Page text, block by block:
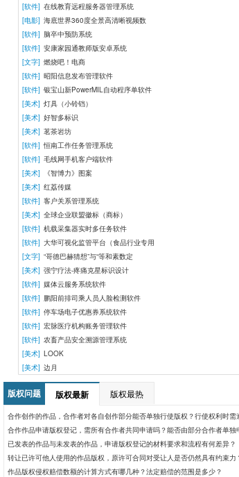
[软件] 在线教育远程服务器管理系统
[电影] 海底世界360度全景高清晰视频数
[软件] 脑卒中预防系统
[软件] 安康家园通教师版安卓系统
[文字] 燃烧吧！电商
[软件] 昭阳信息发布管理软件
[软件] 银宝山新PowerMIL自动程序单软件
[美术] 灯具（小铃铛）
[美术] 好智多标识
[美术] 茗茶岩坊
[软件] 恒南工作任务管理系统
[软件] 毛线网手机客户端软件
[美术]
《智博力》图案
[美术] 红荔传媒
[软件] 客户关系管理系统
[美术] 全球企业联盟徽标（商标）
[软件] 机载采集器实时多任务软件
[软件] 大华可视化监管平台（食品行业专用
[文字] “哥德巴赫猜想”与“等和素数定
[美术] 强宁疗法-疼痛克星标识设计
[软件] 媒体云服务系统软件
[软件] 鹏阳前排司乘人员人脸检测软件
[软件] 停车场电子优惠券系统软件
[软件] 宏脉医疗机构账务管理软件
[软件] 农畜产品安全溯源管理系统
[美术] LOOK
[美术] 边月
版权问题 版权最新 版权最热
合作创作的作品，合作者对各自创作部分能否单独行使版权？行使权利时需
合作作品申请版权登记，需所有合作者共同申请吗？能否由部分合作者单独
已发表的作品与未发表的作品，申请版权登记的材料要求和流程有何差异？
转让已许可他人使用的作品版权，原许可合同对受让人是否仍然具有约束力
作品版权侵权赔偿数额的计算方式有哪几种？法定赔偿的范围是多少？​